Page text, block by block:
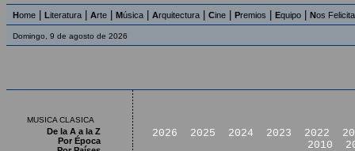
Home Literatura Arte Música Arquitectura Cine Premios Equipo Nos
Domingo, 9 de agosto de 2026
MUSICA CLASICA
De la A a la Z
Por Época
2026 2025 2024 2023 2022
2010